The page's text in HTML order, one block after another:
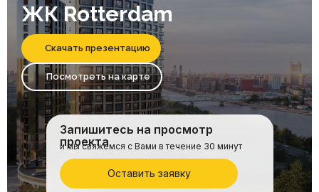
Запишитесь на просмотр
проекта
и мы свяжемся с Вами в течение 30 минут
Оставить заявку
ЖК Rotterdam
Скачать презентацию
Посмотреть на карте